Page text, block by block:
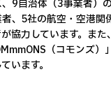
9自治体（3事業者）
、5社の航空・空港関
協力しています。ま
（コモンズ
います。